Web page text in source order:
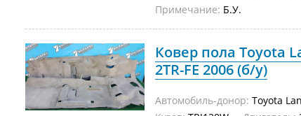
Примечание: Б.У.
Ковер пола Toyota
2TR-FE 2006 (б/у)
Автомобиль-донор: Toyota